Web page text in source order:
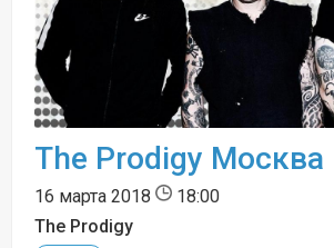
The Prodigy Москва
16 марта 2018
18:00
The Prodigy